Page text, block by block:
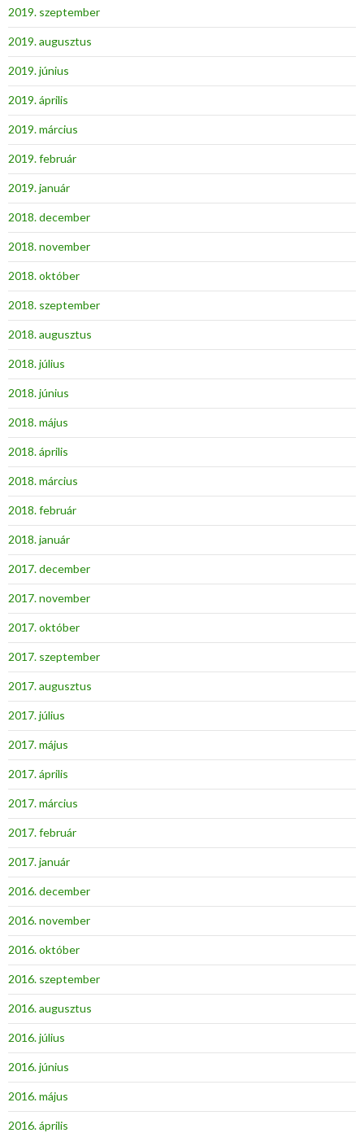
2019. szeptember
2019. augusztus
2019. június
2019. április
2019. március
2019. február
2019. január
2018. december
2018. november
2018. október
2018. szeptember
2018. augusztus
2018. július
2018. június
2018. május
2018. április
2018. március
2018. február
2018. január
2017. december
2017. november
2017. október
2017. szeptember
2017. augusztus
2017. július
2017. május
2017. április
2017. március
2017. február
2017. január
2016. december
2016. november
2016. október
2016. szeptember
2016. augusztus
2016. július
2016. június
2016. május
2016. április